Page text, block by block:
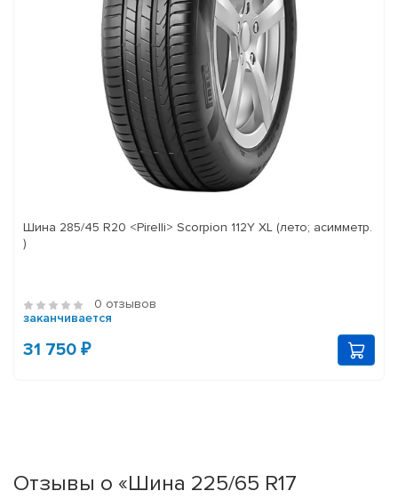
Шина 285/45 R20 <Pirelli> Scorpion 112Y XL (лето; асимметр.
)
0 отзывов
заканчивается
31 750 ₽
Отзывы о «Шина 225/65 R17